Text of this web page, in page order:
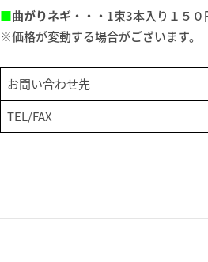
■曲がりネギ ・・・1束3本入り１５０
※価格が変動する場合がございます。
お問い合わせ先
TEL/FAX